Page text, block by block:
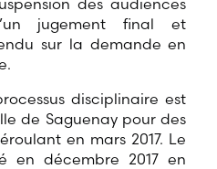
des audiences
jugement final et
sur la demande en
disciplinaire est
de Saguenay pour des
en mars 2017. Le
en décembre 2017 en